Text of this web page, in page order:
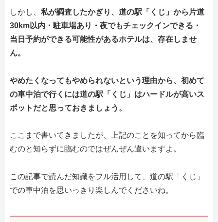
しかし、 私が調査したかぎり、道の駅「くじ」から片道
30km以内・駐車場あり・夜でもチェックインできる・
当日予約ができる可能性があるホテルは、存在しませ
ん。
やめたくなってもやめられないという理由から、初めて
の車中泊で行くには道の駅「くじ」はハードルが高いス
ポットだと思っておきましょう。
ここまで書いてきましたが、上記のことを知ってから臨
むのと知らずに臨むのではぜんぜん違いますよ。
この記事で読んだ知識をフル活用して、道の駅「くじ」
での車中泊を思いっきり楽しんでくださいね。